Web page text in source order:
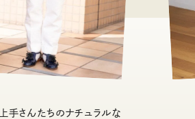
手さんたちのナチュラルな